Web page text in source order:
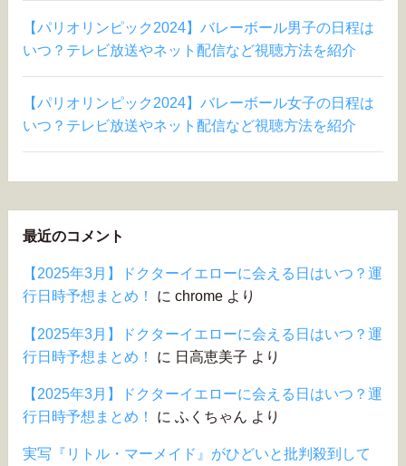
【パリオリンピック2024】バレーボール男子の日程は
いつ？テレビ放送やネット配信など視聴方法を紹介
【パリオリンピック2024】バレーボール女子の日程は
いつ？テレビ放送やネット配信など視聴方法を紹介
最近のコメント
【2025年3月】ドクターイエローに会える日はいつ？運
行日時予想まとめ！
に chromeより
【2025年3月】ドクターイエローに会える日はいつ？運
行日時予想まとめ！
に 日高恵美子 より
【2025年3月】ドクターイエローに会える日はいつ？運
行日時予想まとめ！
に ふくちゃん より
実写『リトル・マーメイド』がひどいと批判殺到して